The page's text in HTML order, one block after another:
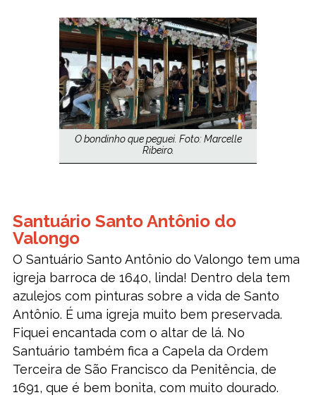
O bondinho que peguei. Foto: Marcelle
Ribeiro.
Santuário Santo Antônio do
Valongo
O Santuário Santo Antônio do Valongo tem uma
igreja barroca de 1640, linda! Dentro dela tem
azulejos com pinturas sobre a vida de Santo
Antônio. É uma igreja muito bem preservada.
Fiquei encantada com o altar de lá. No
Santuário também fica a Capela da Ordem
Terceira de São Francisco da Penitência, de
1691, que é bem bonita, com muito dourado.